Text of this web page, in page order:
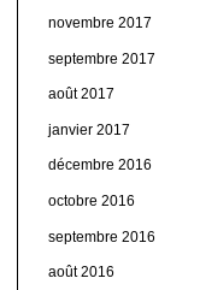
novembre 2017
septembre 2017
août 2017
janvier 2017
décembre 2016
octobre 2016
septembre 2016
août 2016